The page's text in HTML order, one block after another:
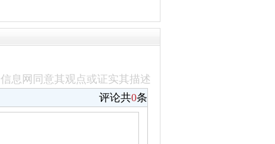
息网同意其观点或证实其描述
评论共0条